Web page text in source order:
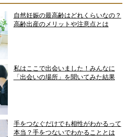
自然妊娠の最高齢はどれくらいなの？
高齢出産のメリットや注意点とは
私はここで出会いました！みんなに
「出会いの場所」を聞いてみた結果
手をつなぐだけでも相性がわかるって
本当？手をつないでわかることとは